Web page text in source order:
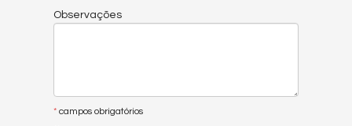
Observações
* campos obrigatórios